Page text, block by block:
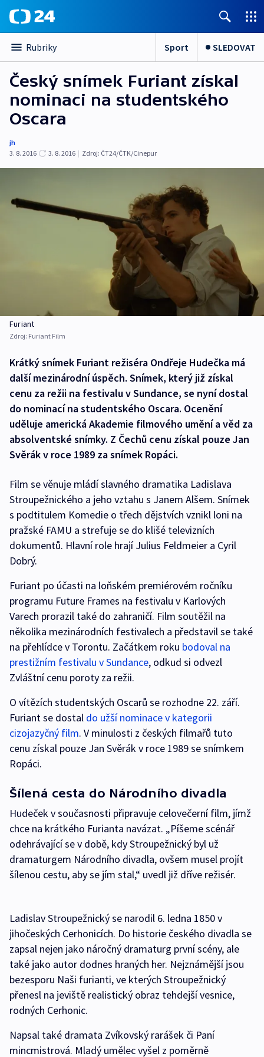
Rubriky Sport SLEDOVAT
Český snímek Furiant získal
nominaci na studentského
Oscara
jh
3. 8. 2016
3. 8. 2016 | Zdroj: ČT24/ČTK/Cinepur
Furiant
Zdroj: Furiant Film
Krátký snímek Furiant režiséra Ondřeje Hudečka má
další mezinárodní úspěch. Snímek, který již získal
cenu za režii na festivalu v Sundance, se nyní dostal
do nominací na studentského Oscara. Ocenění
uděluje americká Akademie filmového umění a věd za
absolventské snímky. Z Čechů cenu získal pouze Jan
Svěrák v roce 1989 za snímek Ropáci.
Film se věnuje mládí slavného dramatika Ladislava
Stroupežnického a jeho vztahu s Janem Alšem. Snímek
s podtitulem Komedie o třech dějstvích vznikl loni na
pražské FAMU a strefuje se do klišé televizních
dokumentů. Hlavní role hrají Julius Feldmeier a Cyril
Dobrý.
Furiant po účasti na loňském premiérovém ročníku
programu Future Frames na festivalu v Karlových
Varech prorazil také do zahraničí. Film soutěžil na
několika mezinárodních festivalech a představil se také
na přehlídce v Torontu. Začátkem roku bodoval na
prestižním festivalu v Sundance, odkud si odvezl
Zvláštní cenu poroty za režii.
O vítězích studentských Oscarů se rozhodne 22. září.
Furiant se dostal do užší nominace v kategorii
cizojazyčný film. V minulosti z českých filmařů tuto
cenu získal pouze Jan Svěrák v roce 1989 se snímkem
Ropáci.
Šílená cesta do Národního divadla
Hudeček v současnosti připravuje celovečerní film, jímž
chce na krátkého Furianta navázat. „Píšeme scénář
odehrávající se v době, kdy Stroupežnický byl už
dramaturgem Národního divadla, ovšem musel projít
šílenou cestu, aby se jím stal,“ uvedl již dříve režisér.
Ladislav Stroupežnický se narodil 6. ledna 1850 v
jihočeských Cerhonicích. Do historie českého divadla se
zapsal nejen jako náročný dramaturg první scény, ale
také jako autor dodnes hraných her. Nejznámější jsou
bezesporu Naši furianti, ve kterých Stroupežnický
přenesl na jeviště realistický obraz tehdejší vesnice,
rodných Cerhonic.
Napsal také dramata Zvíkovský rarášek či Paní
mincmistrová. Mladý umělec vyšel z poměrně